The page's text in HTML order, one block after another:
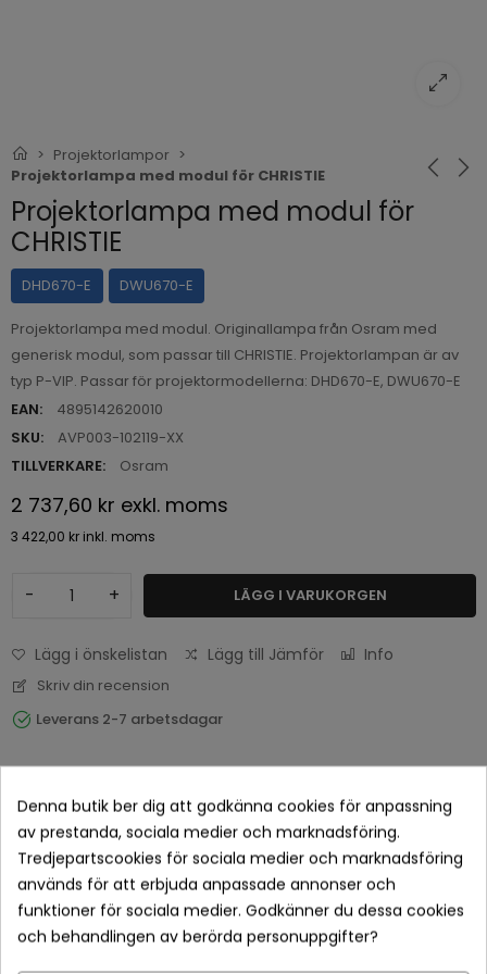
Projektorlampor
Projektorlampa med modul för CHRISTIE
Projektorlampa med modul för
CHRISTIE
DHD670-E DWU670-E
Projektorlampa med modul. Originallampa från Osram med
generisk modul, som passar till CHRISTIE. Projektorlampan är av
typ P-VIP. Passar för projektormodellerna: DHD670-E, DWU670-E
EAN:
4895142620010
SKU:
AVP003-102119-XX
TILLVERKARE:
Osram
2 737,60 kr exkl. moms
3 422,00 kr inkl. moms
- + LÄGG I VARUKORGEN
Lägg i önskelistan Lägg till Jämför Info
Skriv din recension
Leverans 2-7 arbetsdagar
Betala tryggt med Klarna checkout
Denna butik ber dig att godkänna cookies för anpassning
av prestanda, sociala medier och marknadsföring.
Tredjepartscookies för sociala medier och marknadsföring
används för att erbjuda anpassade annonser och
funktioner för sociala medier. Godkänner du dessa cookies
och behandlingen av berörda personuppgifter?